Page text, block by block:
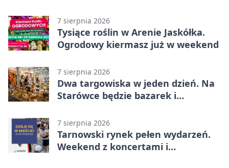
7 sierpnia 2026
Tysiące roślin w Arenie Jaskółka.
Ogrodowy kiermasz już w weekend
7 sierpnia 2026
Dwa targowiska w jeden dzień. Na
Starówce będzie bazarek i
7 sierpnia 2026
Tarnowski rynek pełen wydarzeń.
Weekend z koncertami i